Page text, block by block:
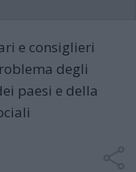
e consiglieri
degli
paesi e della